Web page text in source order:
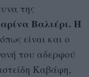
της
Βαλιέρι. Η
είναι και ο
του αδερφού
Καβάφη,